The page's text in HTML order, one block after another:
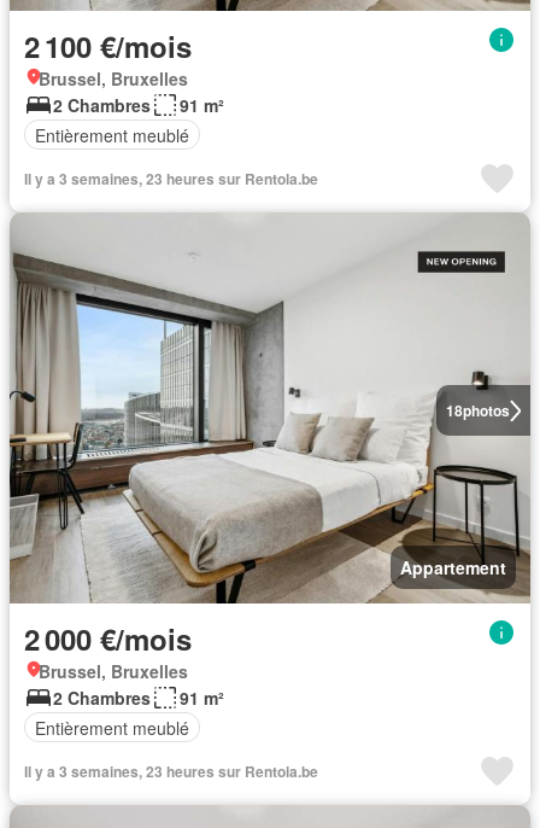
2 100 €/mois
Brussel, Bruxelles
2 Chambres
91 m²
Entièrement meublé
Il y a 3 semaines, 23 heures sur Rentola.be
18photos
Appartement
2 000 €/mois
Brussel, Bruxelles
2 Chambres
91 m²
Entièrement meublé
Il y a 3 semaines, 23 heures sur Rentola.be